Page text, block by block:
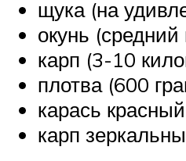
щука (на
окунь (средний
карп (3-10
плотва (600
карась
карп